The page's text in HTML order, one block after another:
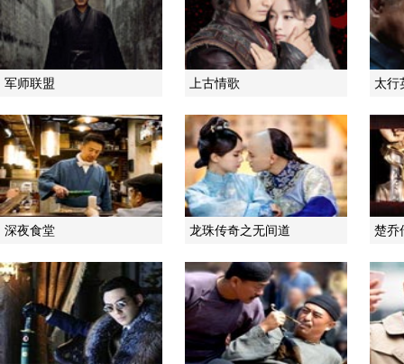
军师联盟 上古情歌 太行
深夜食堂 龙珠传奇之无间道 楚乔